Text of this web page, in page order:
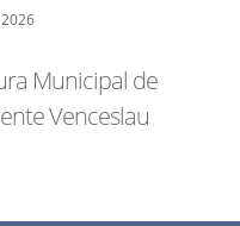
Municipal de
Venceslau